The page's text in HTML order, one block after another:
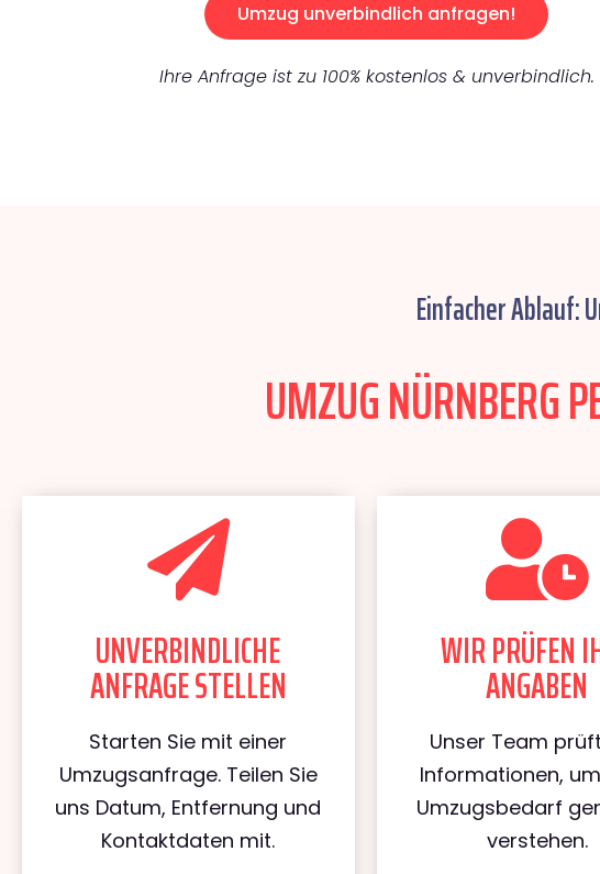
Umzug unverbindlich anfragen!
Ihre Anfrage ist zu 100% kostenlos & unverbindlich.
Einfacher Ablauf:
UMZUG NÜRNBERG
UNVERBINDLICHE
ANFRAGE STELLEN
Starten Sie mit einer
Umzugsanfrage. Teilen Sie
uns Datum, Entfernung und
Kontaktdaten mit.
WIR PRÜFEN
ANGABEN
Unser Team
Informationen,
Umzugsbedarf
verstehen.